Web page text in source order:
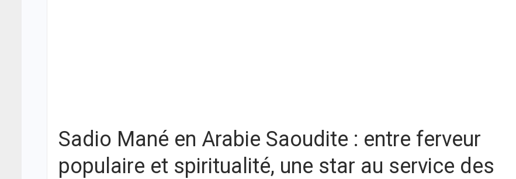
Sadio Mané en Arabie Saoudite : entre ferveur
populaire et spiritualité, une star au service des